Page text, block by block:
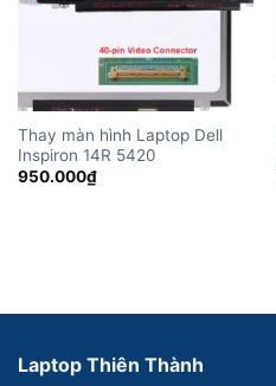
Thay màn hình Laptop Dell
Inspiron 14R 5420
950.000₫
Laptop Thiên Thành